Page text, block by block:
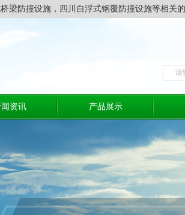
桥梁防撞设施，四川自浮式钢覆防撞设施等相关
闻资讯 产品展示